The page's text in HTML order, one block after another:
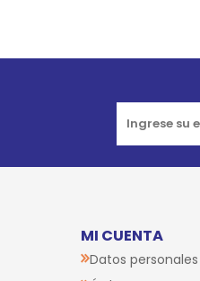
MI CUENTA
Datos personales